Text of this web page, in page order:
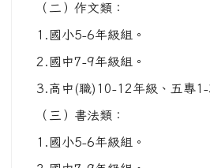
（二）作文類：
1.國小5-6年級組。
2.國中7-9年級組。
3.高中(職)10-12年級、五專1-
（三）書法類：
1.國小5-6年級組。